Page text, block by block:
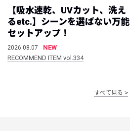
【吸水速乾、UVカット、洗え
るetc.】シーンを選ばない万能
セットアップ！
2026.08.07
NEW
RECOMMEND ITEM vol.334
すべて見る